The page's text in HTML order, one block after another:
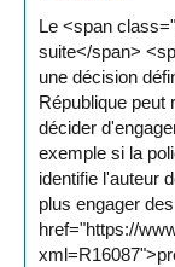
Le <span
suite</span>
une décision
République peut
décider
exemple si la
identifie l'auteur
plus engager
href="https://